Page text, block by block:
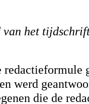
van het
redactieformule
werd
die de